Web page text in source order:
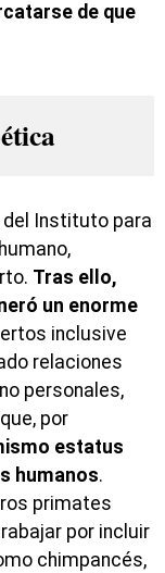
de que
del Instituto para
Tras ello,
un enorme
inclusive
relaciones
personales,
por
estatus
humanos.
primates
por incluir
chimpancés,